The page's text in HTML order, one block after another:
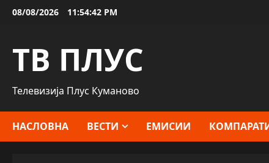
Skip08/08/2026 11:54:43 PM
ТВ ПЛУС
Телевизија Плус Куманово
НАСЛОВНА ВЕСТИ ЕМИСИИ